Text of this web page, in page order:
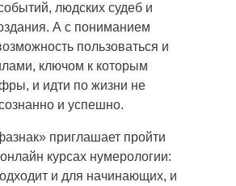
людских судеб и
А с пониманием
пользоваться и
ключом к которым
и идти по жизни не
и успешно.
приглашает пройти
курсах нумерологии:
и для начинающих, и